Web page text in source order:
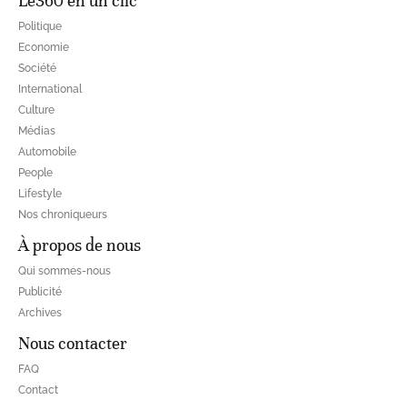
Politique
Economie
Société
International
Culture
Médias
Automobile
People
Lifestyle
Nos chroniqueurs
À propos de nous
Qui sommes-nous
Publicité
Archives
Nous contacter
FAQ
Contact